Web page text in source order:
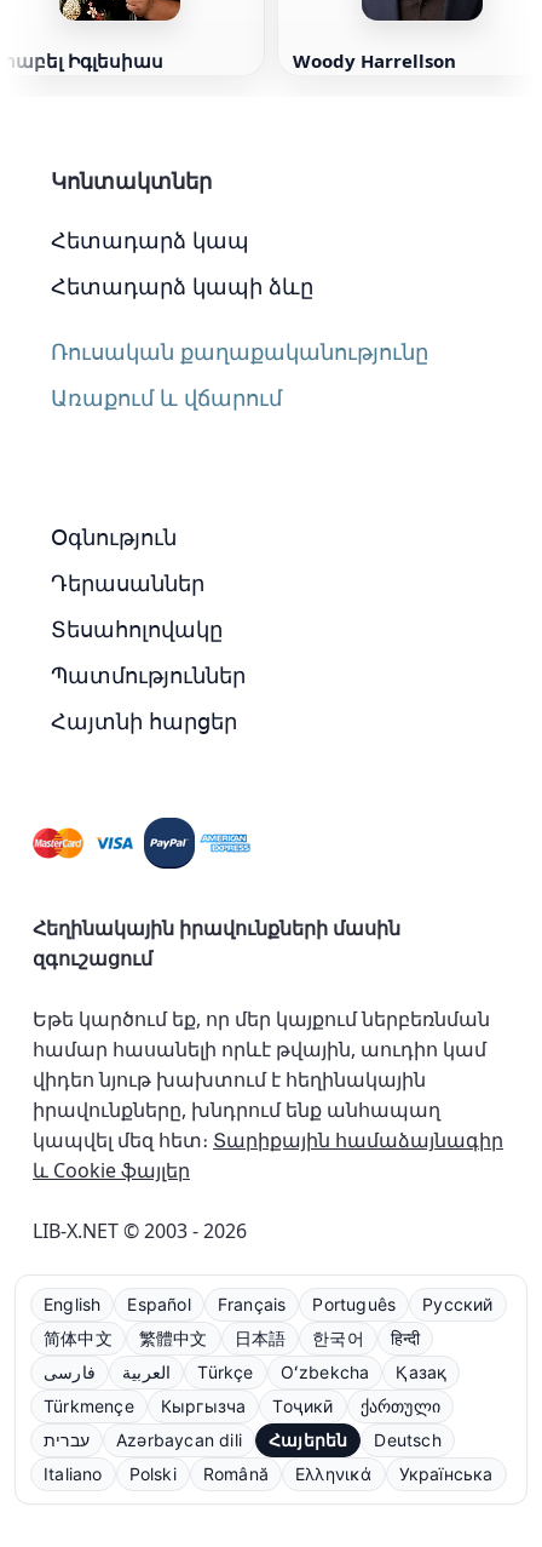
Իգլեսիաս Woody Harrellson
Կոնտակտներ
Հետադարձ կապ
Հետադարձ կապի ձևը
Ռուսական քաղաքականությունը
Առաքում և վճարում
Օգնություն
Դերասաններ
Տեսահոլովակը
Պատմություններ
Հայտնի հարցեր
Հեղինակային իրավունքների մասին
զգուշացում
Եթե կարծում եք, որ մեր կայքում ներբեռնման
համար հասանելի որևէ թվային, աուդիո կամ
վիդեո նյութ խախտում է հեղինակային
իրավունքները, խնդրում ենք անհապաղ
կապվել մեզ հետ։ Տարիքային համաձայնագիր
և Cookie ֆայլեր
LIB-X.NET © 2003 - 2026
English Español Français Português
Русский
简体中文
繁體中文 日本語 한국어
हिन्दी
فارسی
العربية Türkçe Oʻzbekcha
Қазақ
Türkmençe
Кыргызча Тоҷикӣ
ქართული
עברית
Azərbaycan dili Հայերեն
Deutsch
Italiano
Polski Română Ελληνικά Українська